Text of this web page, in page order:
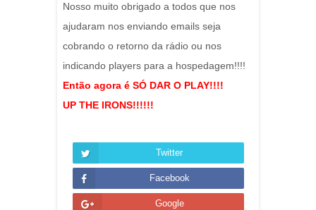
Nosso muito obrigado a todos que nos
ajudaram nos enviando emails seja
cobrando o retorno da rádio ou nos
indicando players para a hospedagem!!!!
Então agora é SÓ DAR O PLAY!!!!
UP THE IRONS!!!!!!
Twitter
Facebook
Google